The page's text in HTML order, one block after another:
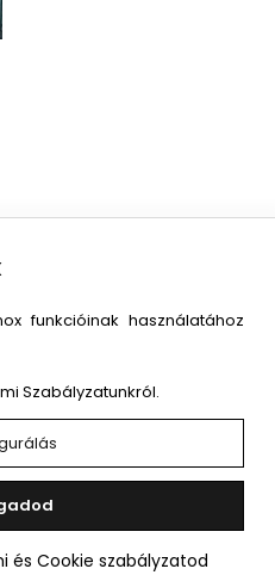
jog fenntartva.
funkcióinak használatához
Szabályzatunkról.
és Cookie szabályzatod